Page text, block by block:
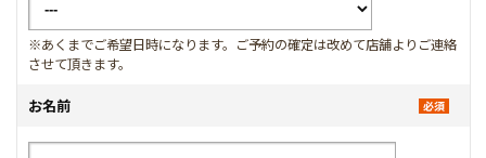
※あくまでご希望日時になります。ご予約の確定は改めて店舗よりご連絡
させて頂きます。
お名前